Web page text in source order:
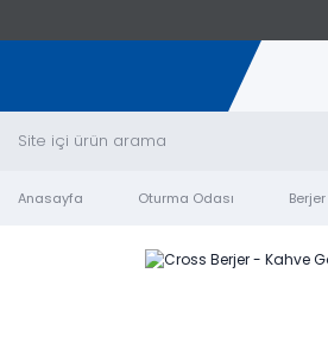
Anasayfa Oturma Odası